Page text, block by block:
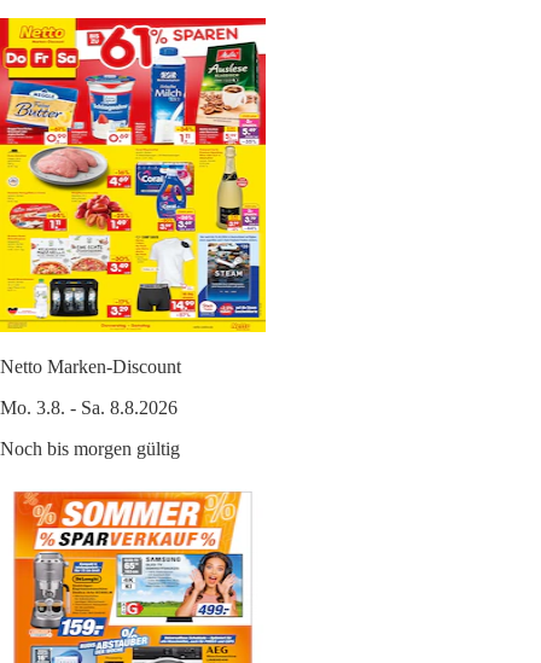
Netto Marken-Discount
Mo. 3.8. - Sa. 8.8.2026
Noch bis morgen gültig